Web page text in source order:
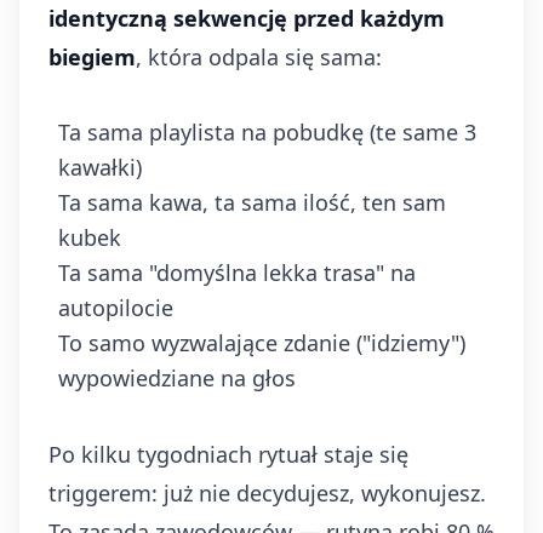
identyczną sekwencję przed każdym
biegiem, która odpala się sama:
Ta sama playlista na pobudkę (te same 3
kawałki)
Ta sama kawa, ta sama ilość, ten sam
kubek
Ta sama "domyślna lekka trasa" na
autopilocie
To samo wyzwalające zdanie ("idziemy")
wypowiedziane na głos
Po kilku tygodniach rytuał staje się
triggerem: już nie decydujesz, wykonujesz.